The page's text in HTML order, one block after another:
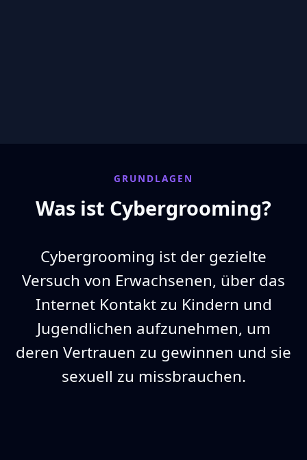
GRUNDLAGEN
Was ist Cybergrooming?
Cybergrooming ist der gezielte
Versuch von Erwachsenen, über das
Internet Kontakt zu Kindern und
Jugendlichen aufzunehmen, um
deren Vertrauen zu gewinnen und sie
sexuell zu missbrauchen.